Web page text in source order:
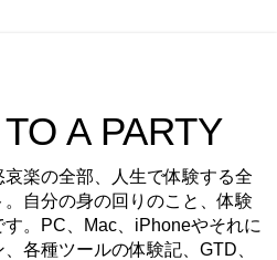
A PARTY
楽の全部、人生で体験する全
自分の身の回りのこと、体験
。PC、Mac、iPhoneやそれに
各種ツールの体験記、GTD、